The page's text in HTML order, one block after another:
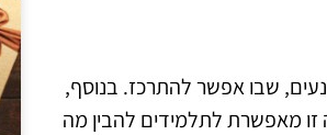
שבו אפשר להתרכז. בנוסף,
זו מאפשרת לתלמידים להבין מה